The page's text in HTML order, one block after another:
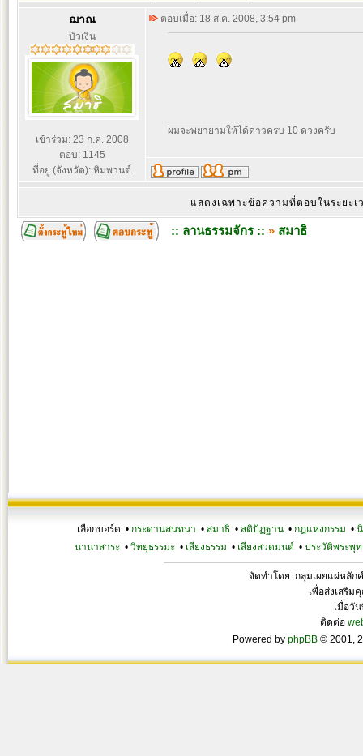
ฌาณ
บัวเงิน
เข้าร่วม: 23 ก.ค. 2008
ตอบ: 1145
ที่อยู่ (จังหวัด): หิมพานต์
ตอบเมื่อ: 18 ส.ค. 2008, 3:54 pm
ผมจะพยายามให้ได้ดาวครบ 10 ดวงครับ
แสดงเฉพาะข้อความที่ตอบในระยะ
:: ลานธรรมจักร :: » สมาธิ
เลือกบอร์ด • กระดานสนทนา • สมาธิ • สติปัฏฐาน • กฎแห่งกรรม •
นานาสาระ• วิทยุธรรมะ• เสียงธรรม • เสียงสวดมนต์ • ประวัติพระพุท
จัดทำโดย กลุ่มเผยแผ่หลัก
เพื่อส่งเสริม
เมื่อวั
ติดต่อ
Powered by phpBB © 2001,